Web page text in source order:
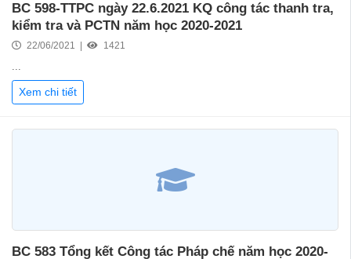
BC 598-TTPC ngày 22.6.2021 KQ công tác thanh tra,
kiểm tra và PCTN năm học 2020-2021
22/06/2021 | 1421
...
Xem chi tiết
BC 583 Tổng kết Công tác Pháp chế năm học 2020-